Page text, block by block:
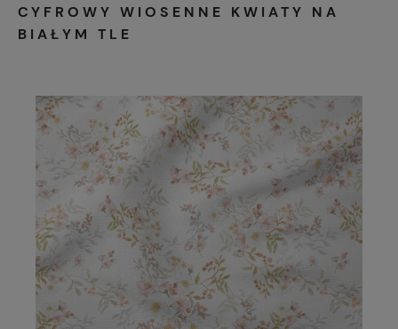
CYFROWY WIOSENNE KWIATY NA
BIAŁYM TLE